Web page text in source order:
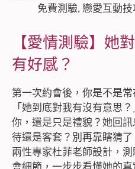
免費測驗, 戀愛互動技
【愛情測驗】她
有好感？
第一次約會後，你是不是常
「她到底對我有沒有意思
你，還是只是禮貌？她回
待還是客套？別再靠瞎猜
兩性專家杜菲老師設計，
會細節，一步步看懂她的